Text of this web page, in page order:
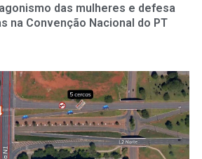
das mulheres e defesa
na Convenção Nacional do PT